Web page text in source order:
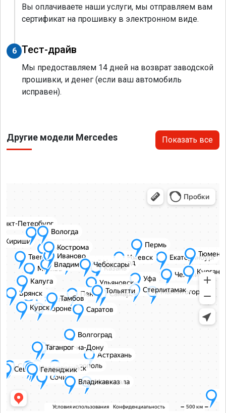
Вы оплачиваете наши услуги, мы отправляем вам
сертификат на прошивку в электронном виде.
6 Тест-драйв
Мы предоставляем 14 дней на возврат заводской
прошивки, и денег (если ваш автомобиль
исправен).
Другие модели Mercedes Показать все